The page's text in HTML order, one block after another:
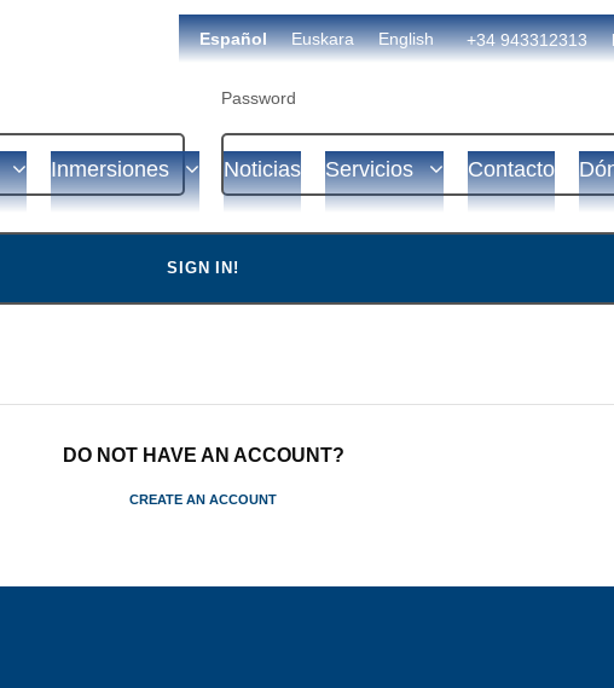
Español Euskara English +34 943312313
Inmersiones Noticias Servicios Contacto
Password
DO NOT HAVE AN ACCOUNT?
CREATE AN ACCOUNT